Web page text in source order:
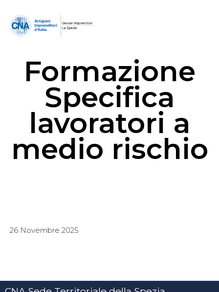
Formazione
Specifica
lavoratori a
medio rischio
26 Novembre 2025